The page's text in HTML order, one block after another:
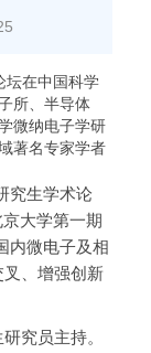
在中国科学
所、半导体
微纳电子学研
著名专家学者
究生学术论
京大学第一期
内微电子及相
、增强创新
究员主持。